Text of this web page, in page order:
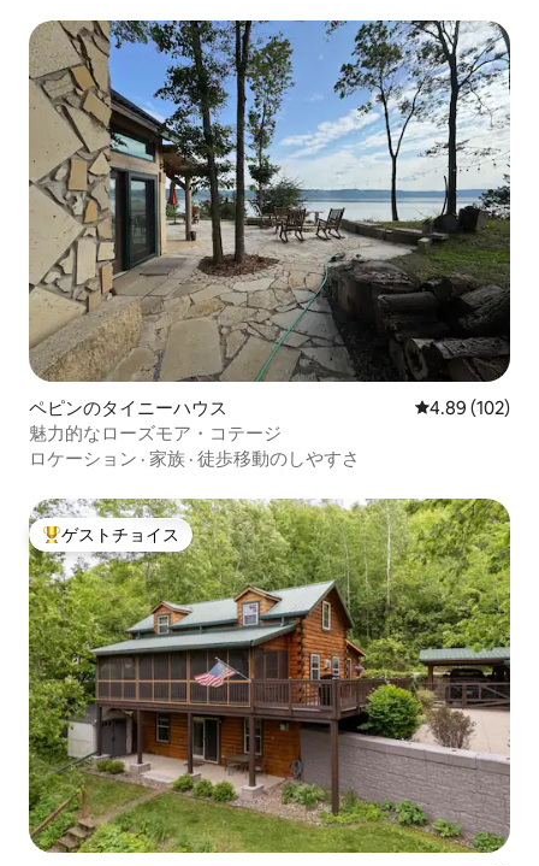
ペピンのタイニーハウス レビュー102
4.89 (102)
魅力的なローズモア・コテージ
ロケーション · 家族 · 徒歩移動のしやすさ
大好評のゲストチョイスです。
ゲストチョイス